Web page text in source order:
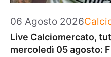
06 Agosto 2026
Live Calciomercato,
mercoledì 05 agosto: